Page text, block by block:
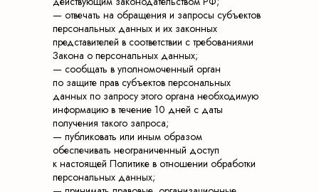
— отвечать на обращения и запросы субъектов
персональных данных и их законных
представителей в соответствии с требованиями
Закона о персональных данных;
— сообщать в уполномоченный орган
по защите прав субъектов персональных
данных по запросу этого органа необходимую
информацию в течение 10 дней с даты
получения такого запроса;
— публиковать или иным образом
обеспечивать неограниченный доступ
к настоящей Политике в отношении обработки
персональных данных;